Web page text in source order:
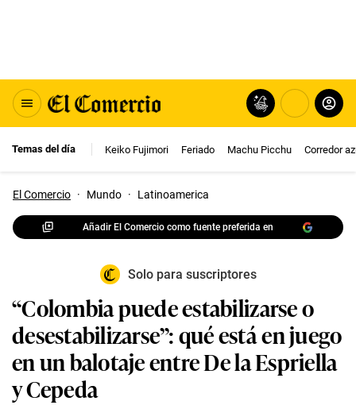
Temas del día Keiko Fujimori Feriado Machu Picchu Corredor
El Comercio · Mundo · Latinoamerica
Añadir El Comercio como fuente preferida en
Solo para suscriptores
“Colombia puede estabilizarse o
desestabilizarse”: qué está en juego
en un balotaje entre De la Espriella
y Cepeda